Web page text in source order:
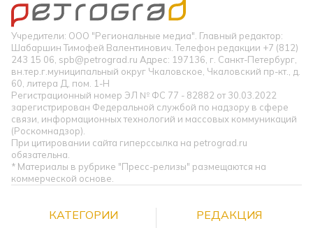
Учредители: ООО "Региональные медиа". Главный редактор:
Шабаршин Тимофей Валентинович. Телефон редакции +7 (812)
243 15 06, spb@petrograd.ru Адрес: 197136, г. Санкт-Петербург,
вн.тер.г.муниципальный округ Чкаловское, Чкаловский пр-кт., д.
60, литера Д, пом. 1-Н
Регистрационный номер ЭЛ № ФС 77 - 82882 от 30.03.2022
зарегистрирован Федеральной службой по надзору в сфере
связи, информационных технологий и массовых коммуникаций
(Роскомнадзор).
При цитировании сайта гиперссылка на petrograd.ru
обязательна.
* Материалы в рубрике "Пресс-релизы" размещаются на
коммерческой основе.
КАТЕГОРИИ РЕДАКЦИЯ